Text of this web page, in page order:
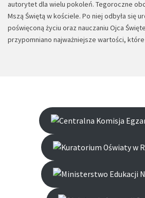
autorytet dla wielu pokoleń. Tegoroczne
Mszą Świętą w kościele. Po niej odbyła się
poświęconą życiu oraz nauczaniu Ojca
przypomniano najważniejsze wartości, które